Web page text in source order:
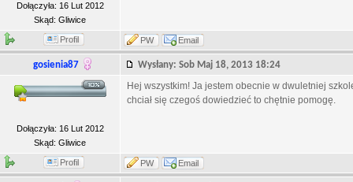
Dołączyła: 16 Lut 2012
Skąd: Gliwice
Profil PW Email
gosienia87 Wysłany: Sob Maj 18, 2013 18:24
Dołączyła: 16 Lut 2012
Skąd: Gliwice
Hej wszystkim! Ja jestem obecnie w dwuletniej
chciał się czegoś dowiedzieć to chętnie pomogę.
Profil PW Email